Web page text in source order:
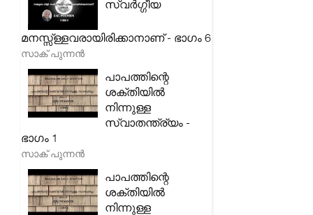
സ്വർഗ്ഗീയ
മനസ്സ്ള്ളവരായിരിക്കാനാണ് - ഭാഗം 6
സാക് പുന്നൻ
പാപത്തിന്റെ
ശക്തിയിൽ
നിന്നുള്ള
സ്വാതന്ത്ര്യം -
ഭാഗം 1
സാക് പുന്നൻ
പാപത്തിന്റെ
ശക്തിയിൽ
നിന്നുള്ള